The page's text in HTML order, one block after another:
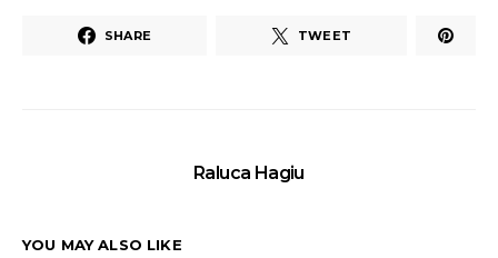
SHARE TWEET
Raluca Hagiu
YOU MAY ALSO LIKE